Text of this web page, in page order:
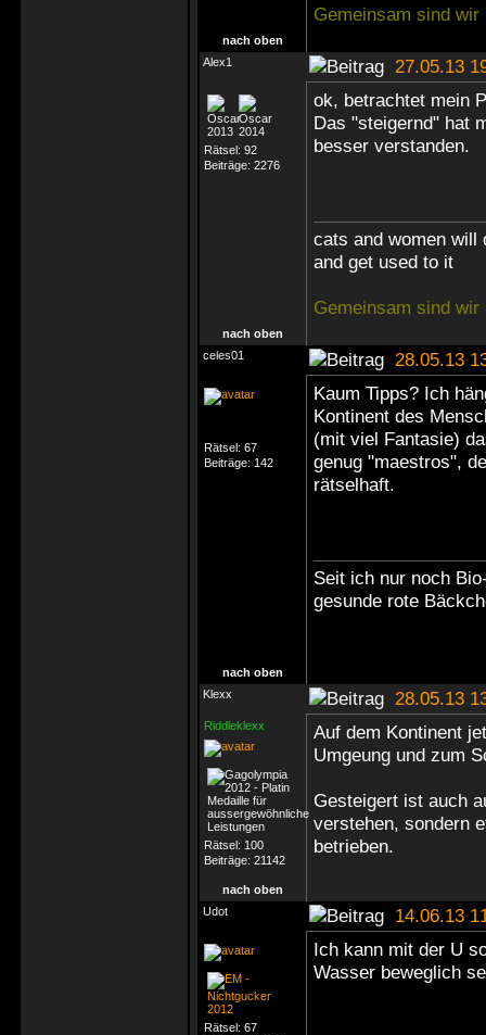
Gemeinsam sind
nach oben
Alex1
27.05.13
Rätsel: 92
Beiträge: 2276
ok, betrachtet mein
Das "steigernd" hat
besser verstanden.
cats and women will
and get used to it
Gemeinsam sind
nach oben
celes01
28.05.13
Rätsel: 67
Beiträge: 142
Kaum Tipps? Ich
Kontinent des
(mit viel Fantasie)
genug "maestros",
rätselhaft.
Seit ich nur noch
gesunde rote
nach oben
Klexx
28.05.13
Riddleklexx
Rätsel: 100
Beiträge: 21142
Auf dem Kontinent
Umgeung und zum
Gesteigert ist auch
verstehen, sondern
betrieben.
nach oben
Udot
14.06.13
Rätsel: 67
Ich kann mit der U
Wasser beweglich